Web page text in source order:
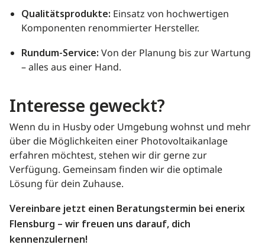
Qualitätsprodukte: Einsatz von hochwertigen
Komponenten renommierter Hersteller.
Rundum-Service: Von der Planung bis zur Wartung
– alles aus einer Hand.
Interesse geweckt?
Wenn du in Husby oder Umgebung wohnst und mehr
über die Möglichkeiten einer Photovoltaikanlage
erfahren möchtest, stehen wir dir gerne zur
Verfügung. Gemeinsam finden wir die optimale
Lösung für dein Zuhause.
Vereinbare jetzt einen Beratungstermin bei enerix
Flensburg – wir freuen uns darauf, dich
kennenzulernen!